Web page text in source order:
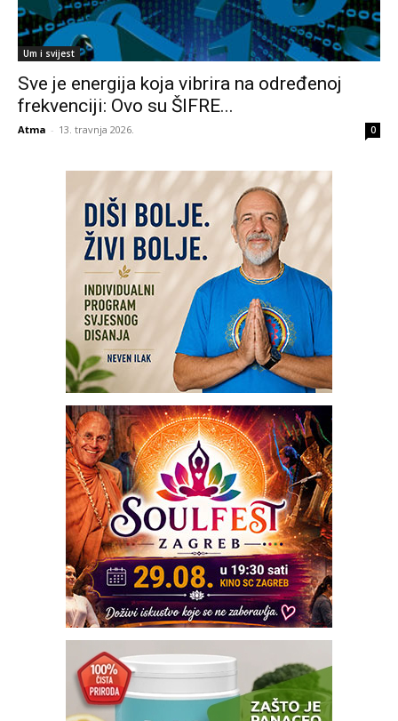
Um i svijest
Sve je energija koja vibrira na određenoj
frekvenciji: Ovo su ŠIFRE...
Atma - 13. travnja 2026. 0